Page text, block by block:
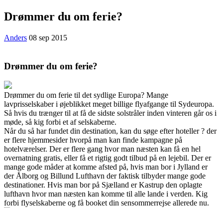
Drømmer du om ferie?
Anders 08 sep 2015
Drømmer du om ferie?
Drømmer du om ferie til det sydlige Europa? Mange
lavprisselskaber i øjeblikket meget billige flyafgange til Sydeuropa.
Så hvis du trænger til at få de sidste solstråler inden vinteren går os i
møde, så kig forbi et af selskaberne.
Når du så har fundet din destination, kan du søge efter hoteller ? der
er flere hjemmesider hvorpå man kan finde kampagne på
hotelværelser. Der er flere gang hvor man næsten kan få en hel
overnatning gratis, eller få et rigtig godt tilbud på en lejebil. Der er
mange gode måder at komme afsted på, hvis man bor i Jylland er
der Ålborg og Billund Lufthavn der faktisk tilbyder mange gode
destinationer. Hvis man bor på Sjælland er Kastrup den oplagte
lufthavn hvor man næsten kan komme til alle lande i verden. Kig
forbi flyselskaberne og få booket din sensommerrejse allerede nu.